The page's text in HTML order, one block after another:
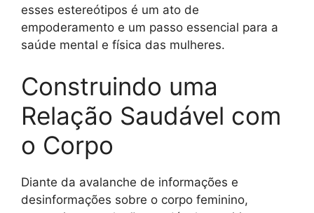
esses estereótipos é um ato de
empoderamento e um passo essencial para a
saúde mental e física das mulheres.
Construindo uma
Relação Saudável com
o Corpo
Diante da avalanche de informações e
desinformações sobre o corpo feminino,